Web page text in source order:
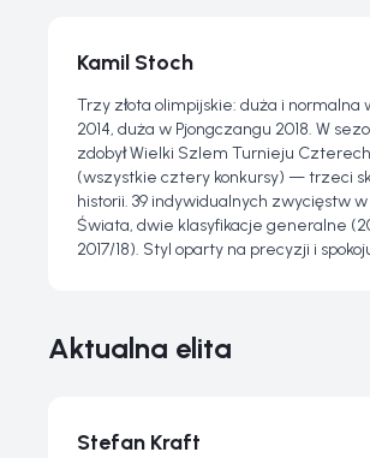
Kamil Stoch
Trzy złota olimpijskie: duża i normalna
2014, duża w Pjongczangu 2018. W
zdobył Wielki Szlem Turnieju
(wszystkie cztery konkursy) — trzeci
historii. 39 indywidualnych zwycięstw
Świata, dwie klasyfikacje generalne
2017/18). Styl oparty na precyzji i
Aktualna elita
Stefan Kraft